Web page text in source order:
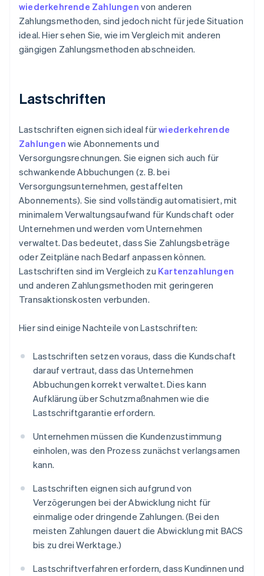
wiederkehrende Zahlungen von anderen
Zahlungsmethoden, sind jedoch nicht für jede Situation
ideal. Hier sehen Sie, wie im Vergleich mit anderen
gängigen Zahlungsmethoden abschneiden.
Lastschriften
Lastschriften eignen sich ideal fürwiederkehrende
Zahlungen wie Abonnements und
Versorgungsrechnungen. Sie eignen sich auch für
schwankende Abbuchungen (z. B. bei
Versorgungsunternehmen, gestaffelten
Abonnements). Sie sind vollständig automatisiert, mit
minimalem Verwaltungsaufwand für Kundschaft oder
Unternehmen und werden vom Unternehmen
verwaltet. Das bedeutet, dass Sie Zahlungsbeträge
oder Zeitpläne nach Bedarf anpassen können.
Lastschriften sind im Vergleich zu Kartenzahlungen
und anderen Zahlungsmethoden mit geringeren
Transaktionskosten verbunden.
Hier sind einige Nachteile von Lastschriften:
Lastschriften setzen voraus, dass die Kundschaft
darauf vertraut, dass das Unternehmen
Abbuchungen korrekt verwaltet. Dies kann
Aufklärung über Schutzmaßnahmen wie die
Lastschriftgarantie erfordern.
Unternehmen müssen die Kundenzustimmung
einholen, was den Prozess zunächst verlangsamen
kann.
Lastschriften eignen sich aufgrund von
Verzögerungen bei der Abwicklung nicht für
einmalige oder dringende Zahlungen. (Bei den
meisten Zahlungen dauert die Abwicklung mit BACS
bis zu drei Werktage.)
Lastschriftverfahren erfordern, dass Kundinnen und